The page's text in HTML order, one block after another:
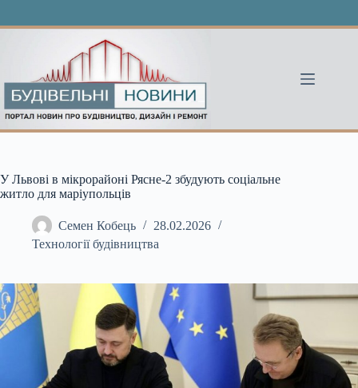
У Львові в мікрорайоні Рясне-2 збудують соціальне
житло для маріупольців
Семен Кобець
28.02.2026
Технології будівництва